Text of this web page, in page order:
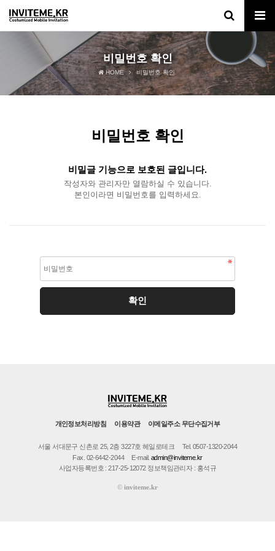
비밀번호 확인
HOME 비밀번호 확인
비밀번호 확인
비밀글 기능으로 보호된 글입니다.
작성자와 관리자만 열람하실 수 있습니다.
본인이라면 비밀번호를 입력하세요.
개인정보처리방침 이용약관 이메일주소 무단수집거부
서울 서대문구 신촌로 25, 2층 3227호 헤일로테크
Tel. 0507-1320-2044
Fax. 02-6442-2044
E-mail.admin@inviteme.kr
사업자등록번호 : 217-25-12072 정보책임관리자 : 홍석규
© inviteme.kr